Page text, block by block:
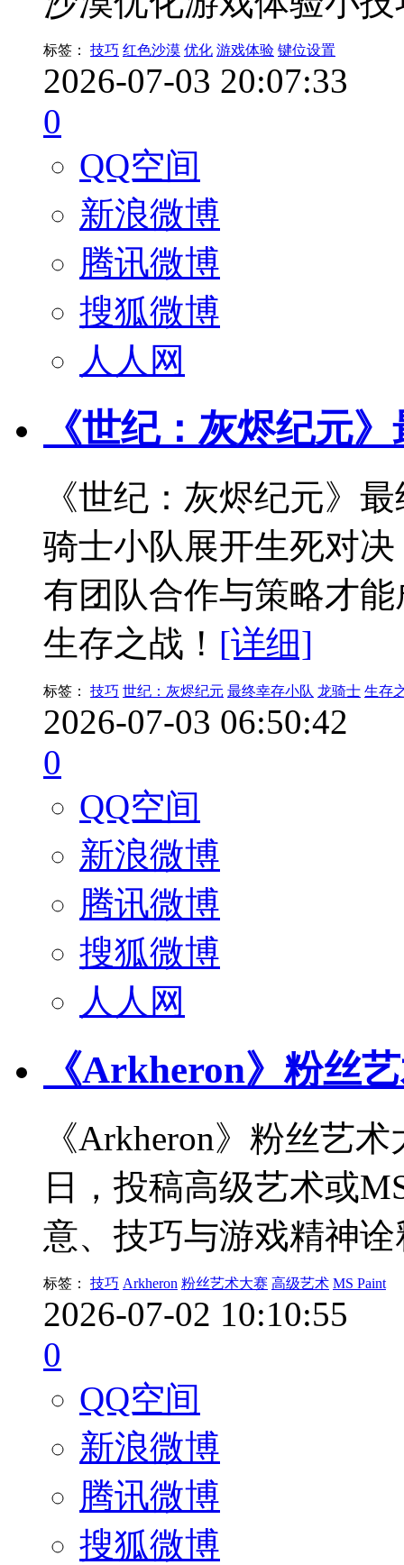
标签： 技巧 红色沙漠 优化 游戏体验 键位设置
2026-07-03 20:07:33
0
QQ空间
新浪微博
腾讯微博
搜狐微博
人人网
《世纪：灰烬纪元
《世纪：灰烬纪元》
骑士小队展开生死对
有团队合作与策略才
生存之战！ [详细]
标签： 技巧 世纪：灰烬纪元 最终幸存小队 龙骑士 生存
2026-07-03 06:50:42
0
QQ空间
新浪微博
腾讯微博
搜狐微博
人人网
《Arkheron》粉丝
《Arkheron》粉丝艺
日，投稿高级艺术或
意、技巧与游戏精神
标签： 技巧 Arkheron 粉丝艺术大赛 高级艺术 MS Paint
2026-07-02 10:10:55
0
QQ空间
新浪微博
腾讯微博
搜狐微博